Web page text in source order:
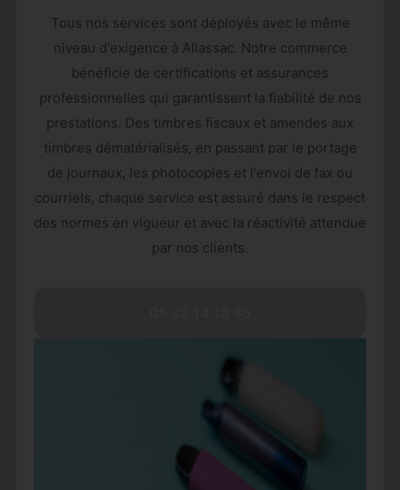
Tous nos services sont déployés avec le même
niveau d'exigence à Allassac. Notre commerce
bénéficie de certifications et assurances
professionnelles qui garantissent la fiabilité de nos
prestations. Des timbres fiscaux et amendes aux
timbres dématérialisés, en passant par le portage
de journaux, les photocopies et l'envoi de fax ou
courriels, chaque service est assuré dans le respect
des normes en vigueur et avec la réactivité attendue
par nos clients.